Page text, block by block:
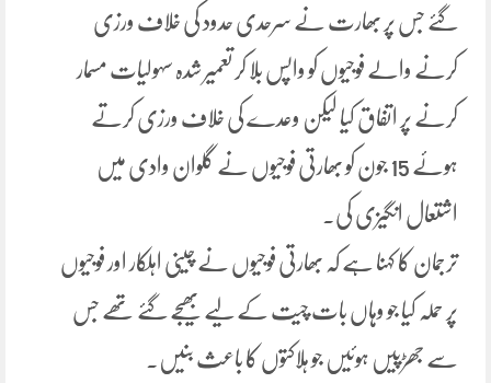
گئے جس پر بھارت نے سرحدی حدود کی خلاف ورزی
کرنے والے فوجیوں کو واپس بلا کر تعمیر شدہ سہولیات مسمار
کرنے پر اتفاق کیا لیکن وعدے کی خلاف ورزی کرتے
ہوئے 15 جون کو بھارتی فوجیوں نے گلوان وادی میں
اشتعال انگیزی کی۔
ترجمان کا کہنا ہے کہ بھارتی فوجیوں نے چینی اہلکار اور فوجیوں
پر حملہ کیا جو وہاں بات چیت کے لیے بھیجے گئے تھے جس
سے جھڑپیں ہوئیں جو ہلاکتوں کا باعث بنیں۔